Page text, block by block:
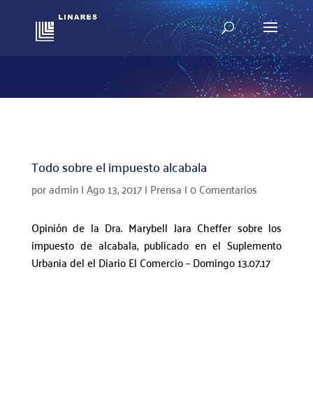
Todo sobre el impuesto alcabala
poradmin|Ago 13, 2017| Prensa | 0 Comentarios
Opinión de la Dra. Marybell Jara Cheffer sobre los
impuesto de alcabala, publicado en el Suplemento
Urbania del el Diario El Comercio – Domingo 13.07.17